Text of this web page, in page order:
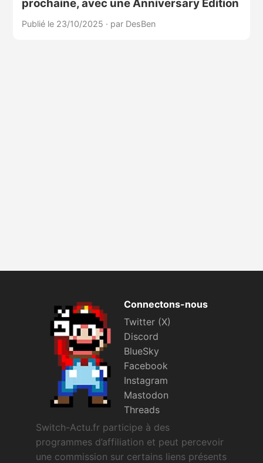
prochaine, avec une Anniversary Edition
Publié le 23/10/2025 · par DesBen
Connectons-nous
Twitter (X)
Discord
BlueSky
Facebook
Instagram
Mastodon
Threads
Switch-Actu.fr participe à des
programmes d’affiliation et peut percevoir
une commission sur certains liens présents